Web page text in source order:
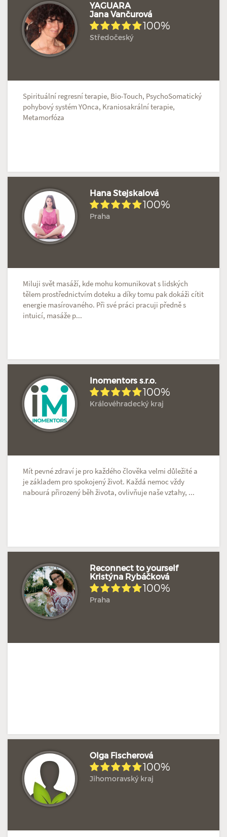
YAGUARA
Jana Vančurová
100%
Středočeský
Spirituální regresní terapie, Bio-Touch, PsychoSomatický
pohybový systém YOnca, Kraniosakrální terapie,
Metamorfóza
Hana Stejskalová
100%
Praha
Miluji svět masáží, kde mohu komunikovat s lidských
tělem prostřednictvím doteku a díky tomu pak dokáži cítit
energie masírovaného. Při své práci pracuji předně s
intuicí, masáže p...
Inomentors s.r.o.
100%
Královéhradecký kraj
Mít pevné zdraví je pro každého člověka velmi důležité a
je základem pro spokojený život. Každá nemoc vždy
nabourá přirozený běh života, ovlivňuje naše vztahy, ...
Hodnoceno: 3× Profil terapeuta
Reconnect to yourself
Kristýna Rybáčková
100%
Praha
Hodnoceno: 3×
Olga Fischerová
100%
Jihomoravský kraj
Hodnoceno: 2× Profil terapeuta
Hodnoceno: 2× Profil terapeuta
Hodnoceno: 2×